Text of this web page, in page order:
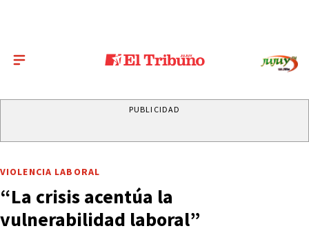
PUBLICIDAD
VIOLENCIA LABORAL
“La crisis acentúa la
vulnerabilidad laboral”